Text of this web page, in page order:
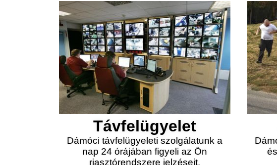
Távfelügyelet
Dámóci távfelügyeleti szolgálatunk a
nap 24 órájában figyeli az Ön
riasztórendszere jelzéseit.